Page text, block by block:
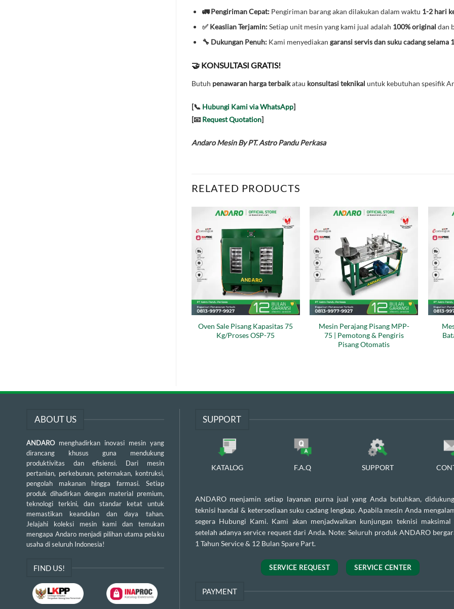
🚛 Pengiriman Cepat:Pengiriman barang akan dilakukan dalam waktu 1-2 hari
✅ Keaslian Terjamin:Setiap unit mesin yang kami jual adalah 100% original dan
🔧 Dukungan Penuh:Kami menyediakan garansi servis dan suku cadang selama
🤝 KONSULTASI GRATIS!
Butuh penawaran harga terbaikatau konsultasi teknikal untuk kebutuhan spesifik
[📞 Hubungi Kami via WhatsApp]
[📧 Request Quotation]
Andaro Mesin By PT. Astro Pandu Perkasa
RELATED PRODUCTS
Oven Sale Pisang Kapasitas 75
Kg/Proses OSP-75
Mesin Perajang Pisang MPP-
75 | Pemotong & Pengiris
Pisang Otomatis
ABOUT US
ANDARO menghadirkan inovasi mesin yang
dirancang khusus guna mendukung
produktivitas dan efisiensi. Dari mesin
pertanian, perkebunan, peternakan, kontruksi,
pengolah makanan hingga farmasi. Setiap
produk dihadirkan dengan material premium,
teknologi terkini, dan standar ketat untuk
memastikan keandalan dan daya tahan.
Jelajahi koleksi mesin kami dan temukan
mengapa Andaro menjadi pilihan utama pelaku
usaha di seluruh Indonesia!
FIND US!
SUPPORT
KATALOG F.A.Q SUPPORT
ANDARO menjamin setiap layanan purna jual yang Anda butuhkan,
teknisi handal & ketersediaan suku cadang lengkap. Apabila mesin Anda
segera Hubungi Kami. Kami akan menjadwalkan kunjungan teknisi
setelah adanya service request dari Anda. Note: Seluruh produk ANDARO
1 Tahun Service & 12 Bulan Spare Part.
SERVICE REQUEST SERVICE CENTER
PAYMENT